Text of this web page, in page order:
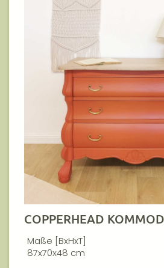
COPPERHEAD
Maße [BxHxT]
87x70x48 cm